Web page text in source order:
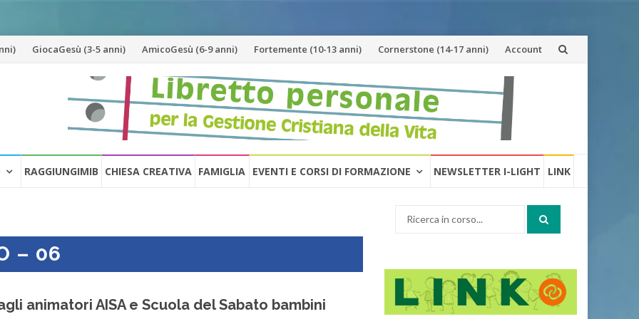
GiocaGesù (3-5 anni) AmicoGesù (6-9 anni) Fortemente (10-13 anni) Cornerstone (14-17 anni) Account
RAGGIUNGIMIB CHIESA CREATIVA FAMIGLIA EVENTI E CORSI DI FORMAZIONE NEWSLETTER I-LIGHT LINK
– 06
animatori AISA e Scuola del Sabato bambini